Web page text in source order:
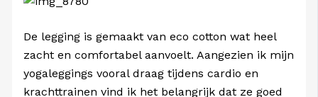
De legging is gemaakt van eco cotton wat heel
zacht en comfortabel aanvoelt. Aangezien ik mijn
yogaleggings vooral draag tijdens cardio en
krachttrainen vind ik het belangrijk dat ze goed